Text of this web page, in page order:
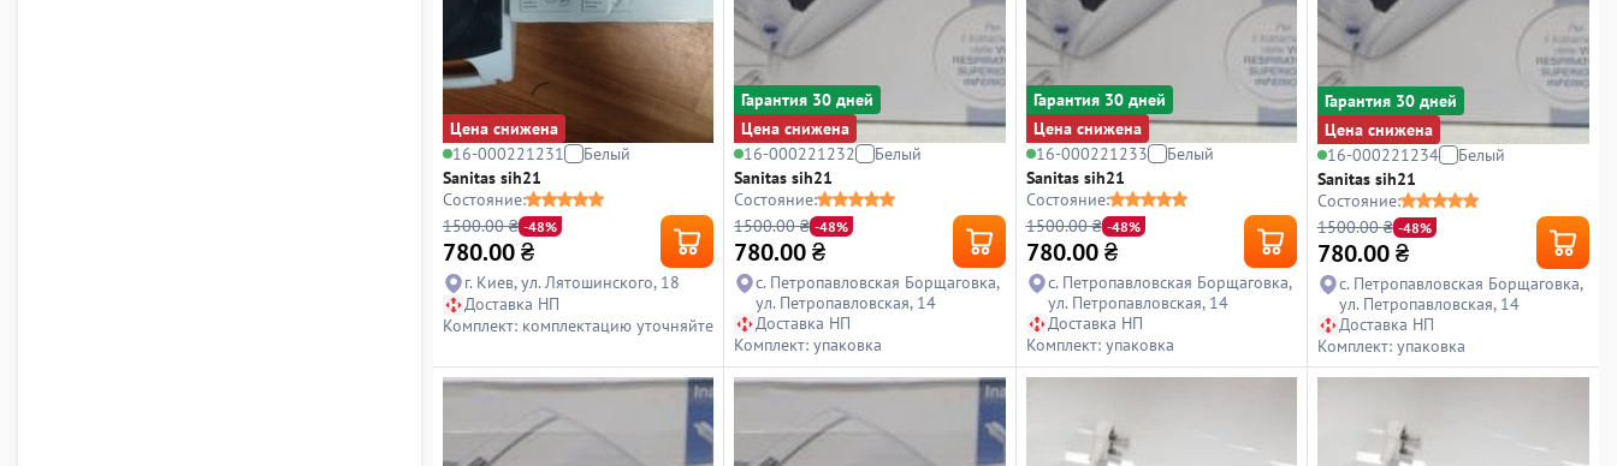
Цена снижена
16-000221231
Белый
Sanitas sih21
Состояние:
1500.00 ₴ -48%
780.00₴
г. Киев, ул. Лятошинского, 18
Доставка НП
Комплект: комплектацию уточняйте
Гарантия 30 дней
Цена снижена
16-000221232
Белый
Sanitas sih21
Состояние:
1500.00 ₴ -48%
780.00 ₴
с. Петропавловская Борщаговка,
ул. Петропавловская, 14
Доставка НП
Комплект: упаковка
Гарантия 30 дней
Цена снижена
16-000221233
Белый
Sanitas sih21
Состояние:
1500.00 ₴ -48%
780.00 ₴
с. Петропавловская Борщаговка,
ул. Петропавловская, 14
Доставка НП
Комплект: упаковка
Гарантия 30 дней
Цена снижена
16-000221234
Белый
Sanitas sih21
Состояние:
1500.00 ₴ -48%
780.00 ₴
с. Петропавловская Борщаговка,
ул. Петропавловская, 14
Доставка НП
Комплект: упаковка